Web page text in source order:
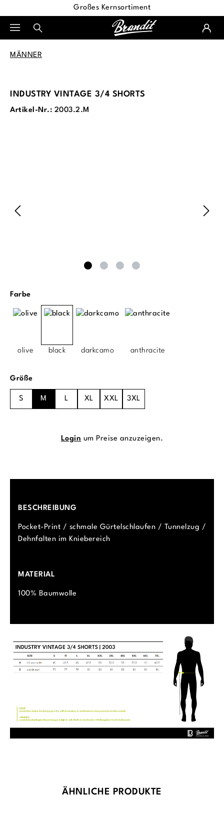
Großes Kernsortiment
MÄNNER
INDUSTRY VINTAGE 3/4 SHORTS
Artikel-Nr.: 2003.2.M
Farbeauswählen
olive black darkcamo anthracite
Größeauswählen
S M L XL XXL 3XL
Login um Preise anzuzeigen.
BESCHREIBUNG
Pocket-Print / schmale Gürtelschlaufen / Tunnelzug /
Dehnfalten im Kniebereich
MATERIAL
100% Baumwolle
Produktgalerie überspringen
ÄHNLICHE PRODUKTE